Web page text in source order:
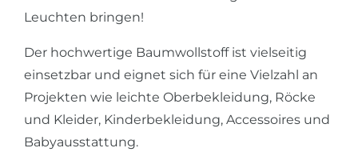
Leuchten bringen!
Der hochwertige Baumwollstoff ist vielseitig
einsetzbar und eignet sich für eine Vielzahl an
Projekten wie leichte Oberbekleidung, Röcke
und Kleider, Kinderbekleidung, Accessoires und
Babyausstattung.